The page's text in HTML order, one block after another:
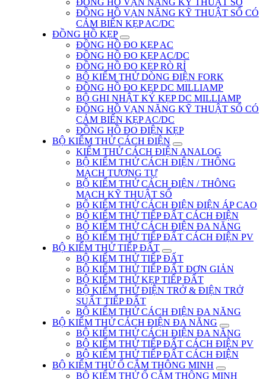
ĐỒNG HỒ VẠN NĂNG KỸ THUẬT SỐ CÓ
CẢM BIẾN KẸP AC/DC
ĐỒNG HỒ KẸP
ĐỒNG HỒ ĐO KẸP AC
ĐỒNG HỒ ĐO KẸP AC/DC
ĐỒNG HỒ ĐO KẸP RÒ RỈ
BỘ KIỂM THỬ DÒNG ĐIỆN FORK
ĐỒNG HỒ ĐO KẸP DC MILLIAMP
BỘ GHI NHẬT KÝ KẸP DC MILLIAMP
ĐỒNG HỒ VẠN NĂNG KỸ THUẬT SỐ CÓ
CẢM BIẾN KẸP AC/DC
ĐỒNG HỒ ĐO ĐIỆN KẸP
BỘ KIỂM THỬ CÁCH ĐIỆN
KIỂM THỬ CÁCH ĐIỆN ANALOG
BỘ KIỂM THỬ CÁCH ĐIỆN / THÔNG
MẠCH TƯƠNG TỰ
BỘ KIỂM THỬ CÁCH ĐIỆN / THÔNG
MẠCH KỸ THUẬT SỐ
BỘ KIỂM THỬ CÁCH ĐIỆN ĐIỆN ÁP CAO
BỘ KIỂM THỬ TIẾP ĐẤT CÁCH ĐIỆN
BỘ KIỂM THỬ CÁCH ĐIỆN ĐA NĂNG
BỘ KIỂM THỬ TIẾP ĐẤT CÁCH ĐIỆN PV
BỘ KIỂM THỬ TIẾP ĐẤT
BỘ KIỂM THỬ TIẾP ĐẤT
BỘ KIỂM THỬ TIẾP ĐẤT ĐƠN GIẢN
BỘ KIỂM THỬ KẸP TIẾP ĐẤT
BỘ KIỂM THỬ ĐIỆN TRỞ & ĐIỆN TRỞ
SUẤT TIẾP ĐẤT
BỘ KIỂM THỬ CÁCH ĐIỆN ĐA NĂNG
BỘ KIỂM THỬ CÁCH ĐIỆN ĐA NĂNG
BỘ KIỂM THỬ CÁCH ĐIỆN ĐA NĂNG
BỘ KIỂM THỬ TIẾP ĐẤT CÁCH ĐIỆN PV
BỘ KIỂM THỬ TIẾP ĐẤT CÁCH ĐIỆN
BỘ KIỂM THỬ Ổ CẮM THÔNG MINH
BỘ KIỂM THỬ Ổ CẮM THÔNG MINH